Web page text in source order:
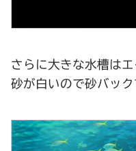
さらに大きな水槽は
砂が白いので砂バック